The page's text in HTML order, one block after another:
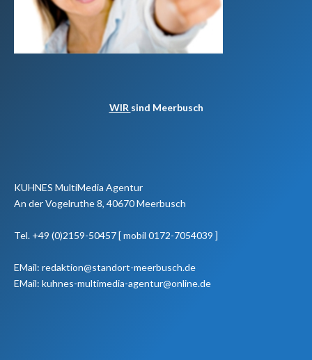
WIR sind Meerbusch
KUHNES MultiMedia Agentur
An der Vogelruthe 8, 40670 Meerbusch
Tel. +49 (0)2159-50457 [ mobil 0172-7054039 ]
EMail: redaktion@standort-meerbusch.de
EMail: kuhnes-multimedia-agentur@online.de